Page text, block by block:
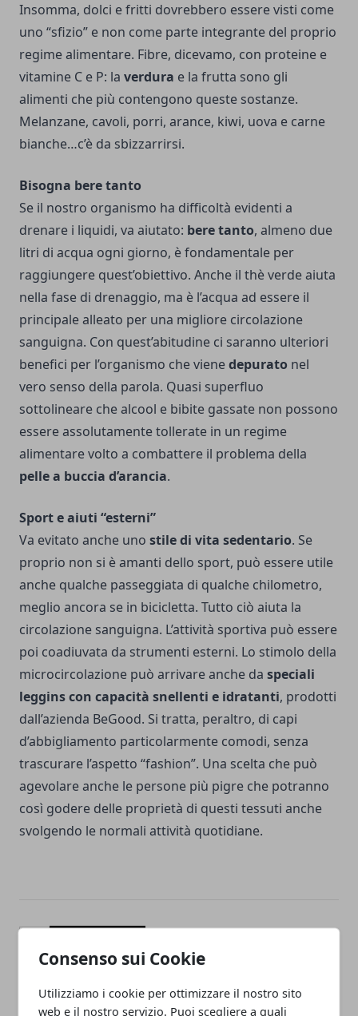
Consenso sui Cookie
Utilizziamo i cookie per ottimizzare il nostro sito
web e il nostro servizio. Puoi scegliere a quali
Insomma, dolci e fritti dovrebbero essere visti come
uno “sfizio” e non come parte integrante del proprio
regime alimentare. Fibre, dicevamo, con proteine e
vitamine C e P: la verdura e la frutta sono gli
alimenti che più contengono queste sostanze.
Melanzane, cavoli, porri, arance, kiwi, uova e carne
bianche…c’è da sbizzarrirsi.
Bisogna bere tanto
Se il nostro organismo ha difficoltà evidenti a
drenare i liquidi, va aiutato: bere tanto, almeno due
litri di acqua ogni giorno, è fondamentale per
raggiungere quest’obiettivo. Anche il thè verde aiuta
nella fase di drenaggio, ma è l’acqua ad essere il
principale alleato per una migliore circolazione
sanguigna. Con quest’abitudine ci saranno ulteriori
benefici per l’organismo che vienedepurato nel
vero senso della parola. Quasi superfluo
sottolineare che alcool e bibite gassate non possono
essere assolutamente tollerate in un regime
alimentare volto a combattere il problema della
pelle a buccia d’arancia.
Sport e aiuti “esterni”
Va evitato anche uno stile di vita sedentario. Se
proprio non si è amanti dello sport, può essere utile
anche qualche passeggiata di qualche chilometro,
meglio ancora se in bicicletta. Tutto ciò aiuta la
circolazione sanguigna. L’attività sportiva può essere
poi coadiuvata da strumenti esterni. Lo stimolo della
microcircolazione può arrivare anche da speciali
leggins con capacità snellenti e idratanti, prodotti
dall’azienda BeGood. Si tratta, peraltro, di capi
d’abbigliamento particolarmente comodi, senza
trascurare l’aspetto “fashion”. Una scelta che può
agevolare anche le persone più pigre che potranno
così godere delle proprietà di questi tessuti anche
svolgendo le normali attività quotidiane.